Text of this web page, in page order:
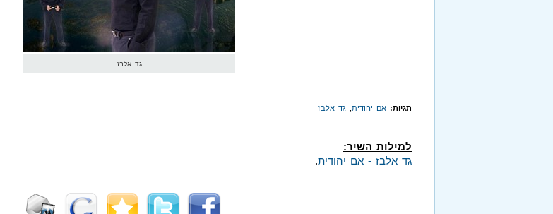
גד אלבז
תגיות: אם יהודית גד אלבז
למילות השיר:
גד אלבז - אם יהודית.